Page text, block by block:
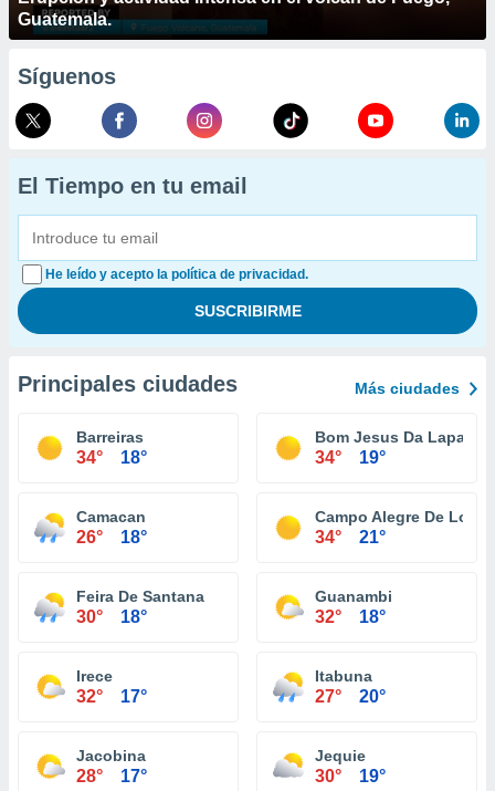
Guatemala.
Síguenos
El Tiempo en tu email
He leído y acepto la política de privacidad.
Principales ciudades Más ciudades
Barreiras
34° 18°
Bom Jesus Da Lapa
34° 19°
Camacan
26° 18°
Campo Alegre De
34° 21°
Feira De Santana
30° 18°
Guanambi
32° 18°
Irece
32° 17°
Itabuna
27° 20°
Jacobina
28° 17°
Jequie
30° 19°